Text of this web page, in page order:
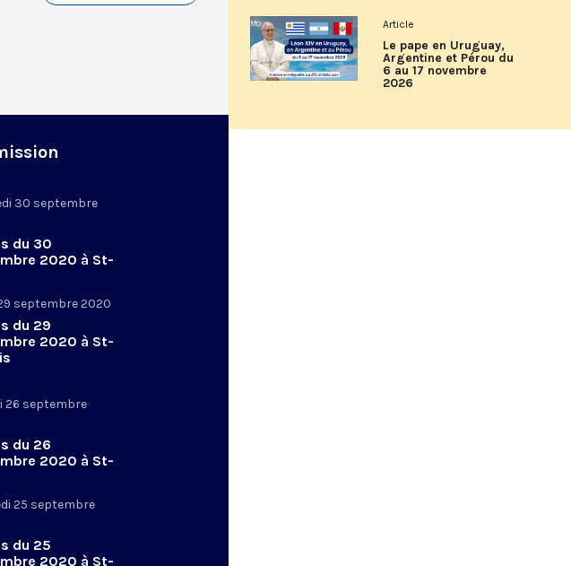
30 septembre
du 30
2020 à St-
septembre 2020
du 29
2020 à St-
26 septembre
du 26
2020 à St-
25 septembre
du 25
2020 à St-
Article
Le pape en Uruguay,
Argentine et Pérou du
6 au 17 novembre
2026